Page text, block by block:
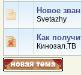
Новое
Svetazhy
Как
Кинозал.ТВ